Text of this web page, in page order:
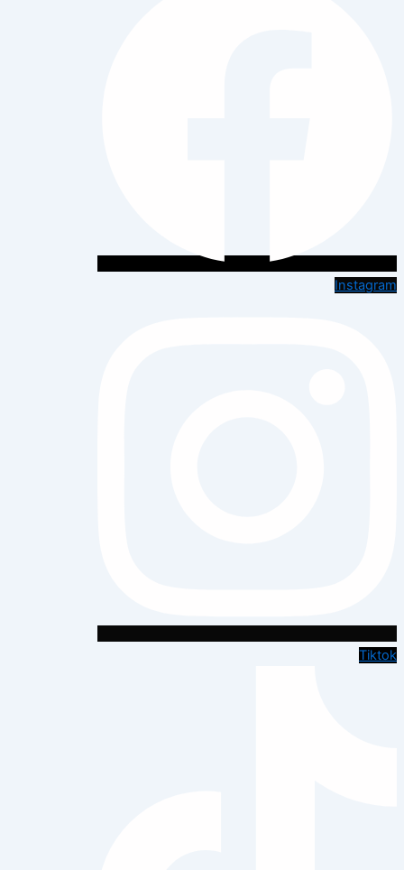
Instagram
Tiktok